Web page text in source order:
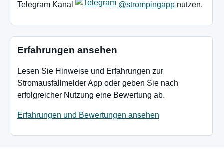
Telegram Kanal
@strompingapp nutzen.
Erfahrungen ansehen
Lesen Sie Hinweise und Erfahrungen zur
Stromausfallmelder App oder geben Sie nach
erfolgreicher Nutzung eine Bewertung ab.
Erfahrungen und Bewertungen ansehen